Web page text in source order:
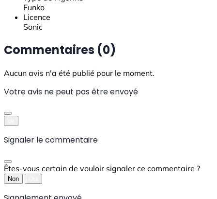
Funko
Licence
Sonic
Commentaires (0)
Aucun avis n'a été publié pour le moment.
Votre avis ne peut pas être envoyé
Signaler le commentaire
Êtes-vous certain de vouloir signaler ce commentaire ?
Non